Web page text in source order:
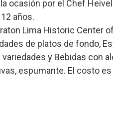
ocasión por el Chef
años.
Lima Historic Center
de platos de fondo,
y Bebidas con
espumante. El costo